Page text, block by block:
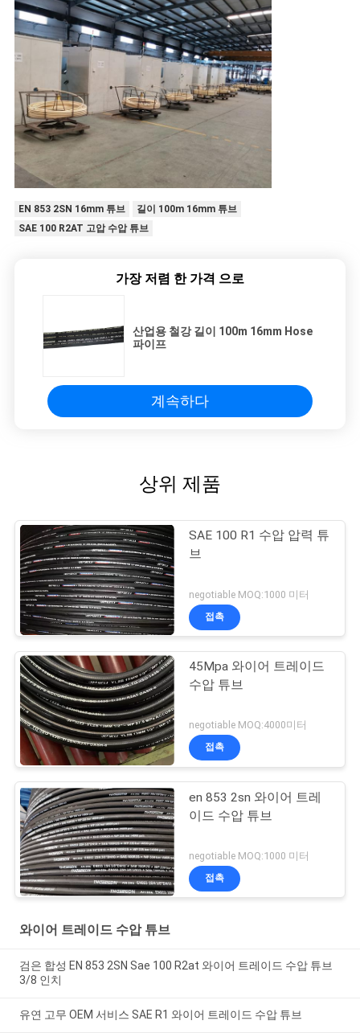
EN 853 2SN 16mm 튜브
길이 100m 16mm 튜브
SAE 100 R2AT 고압 수압 튜브
가장 저렴 한 가격 으로
산업용 철강 길이 100m 16mm Hose
파이프
계속하다
상위 제품
SAE 100 R1 수압 압력 튜
브
negotiable MOQ:1000 미터
접촉
45Mpa 와이어 트레이드
수압 튜브
negotiable MOQ:4000미터
접촉
en 853 2sn 와이어 트레
이드 수압 튜브
negotiable MOQ:1000 미터
접촉
와이어 트레이드 수압 튜브
검은 합성 EN 853 2SN Sae 100 R2at 와이어 트레이드 수압 튜브
3/8 인치
유연 고무 OEM 서비스 SAE R1 와이어 트레이드 수압 튜브